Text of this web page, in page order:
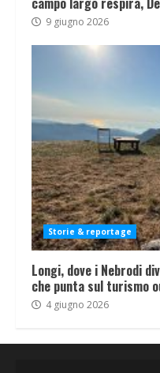
9 giugno 2026
Storie & reportage
Longi, dove i Nebrodi
che punta sul turismo
4 giugno 2026